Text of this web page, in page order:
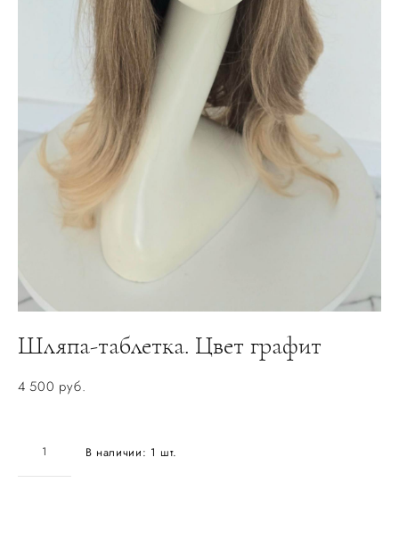
Шляпа-таблетка. Цвет графит
4 500 pуб.
В наличии: 1 шт.